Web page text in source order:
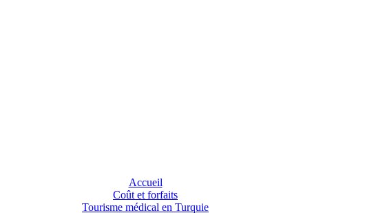
Accueil
Coût et forfaits
Tourisme médical en Turquie